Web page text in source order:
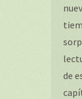
de